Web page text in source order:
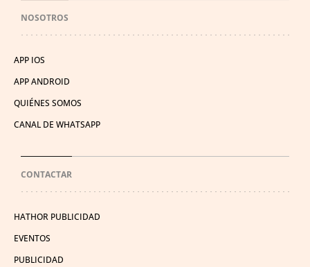
NOSOTROS
APP IOS
APP ANDROID
QUIÉNES SOMOS
CANAL DE WHATSAPP
CONTACTAR
HATHOR PUBLICIDAD
EVENTOS
PUBLICIDAD